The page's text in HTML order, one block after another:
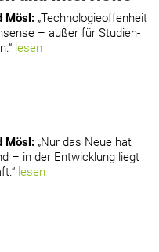
Mösl : „Technologieoffenheit
– außer für Studien-
lesen
Mösl : „Nur das Neue hat
– in der Entwicklung liegt
lesen